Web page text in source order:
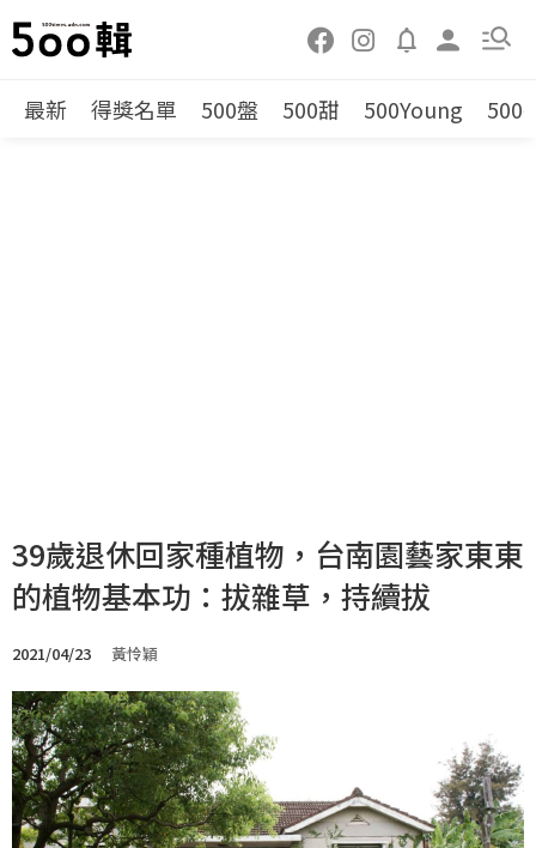
最新 得獎名單 500盤 500甜 500Young 500
39歲退休回家種植物，台南園藝家東東
的植物基本功：拔雜草，持續拔
2021/04/23 黃怜穎